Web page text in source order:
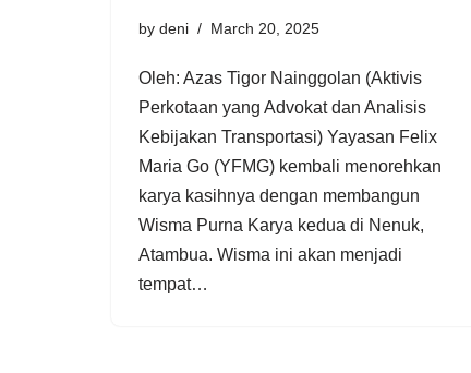
by deni March 20, 2025
Oleh: Azas Tigor Nainggolan (Aktivis
Perkotaan yang Advokat dan Analisis
Kebijakan Transportasi) Yayasan Felix
Maria Go (YFMG) kembali menorehkan
karya kasihnya dengan membangun
Wisma Purna Karya kedua di Nenuk,
Atambua. Wisma ini akan menjadi
tempat…